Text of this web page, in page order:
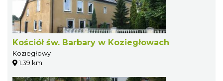
Kościół św. Barbary w Koziegłowach
Koziegłowy
1.39 km